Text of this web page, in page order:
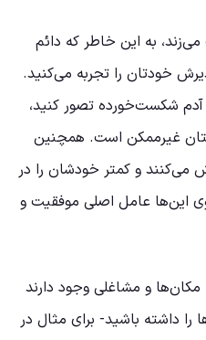
به این خاطر که دائم
خودتان را تجربه می‌کنید.
آدم شکست‌خورده تصور کنید،
غیرممکن است. همچنین
می‌کنند و کمتر خودشان را در
این‌ها عامل اصلی موفقیت و
مکان‌ها و مشاغلی وجود دارند
داشته باشید- برای ‌مثال در